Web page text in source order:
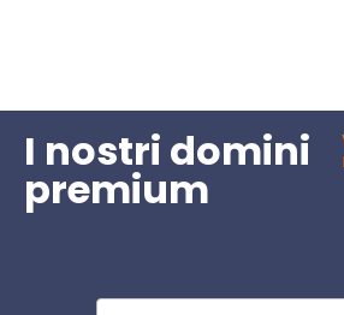
I nostri domini
premium